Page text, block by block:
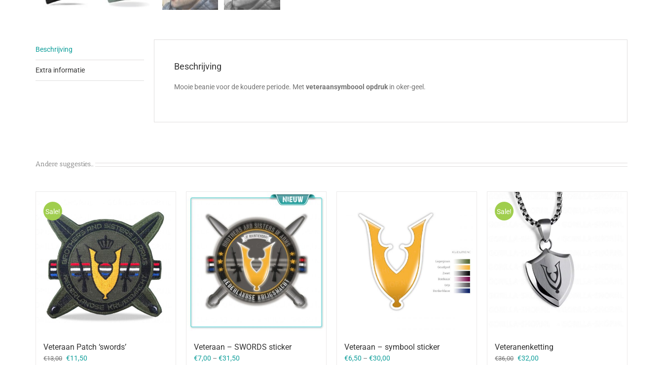
Beschrijving
Extra informatie Beschrijving
Mooie beanie voor de koudere periode. Met veteraansymboool opdrukin oker-geel.
Andere suggesties…
Sale!
Veteraan Patch ‘swords’
€13,00 Oorspronkelijke
€11,50
Veteraan – SWORDS sticker
€7,00 – €31,50
Veteraan – symbool sticker
€6,50 – €30,00
Sale!
Veteranenketting
€36,00 Oorspronkelijke
€32,00